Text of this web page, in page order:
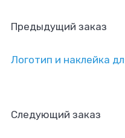
Предыдущий заказ
Логотип и наклейка
Следующий заказ